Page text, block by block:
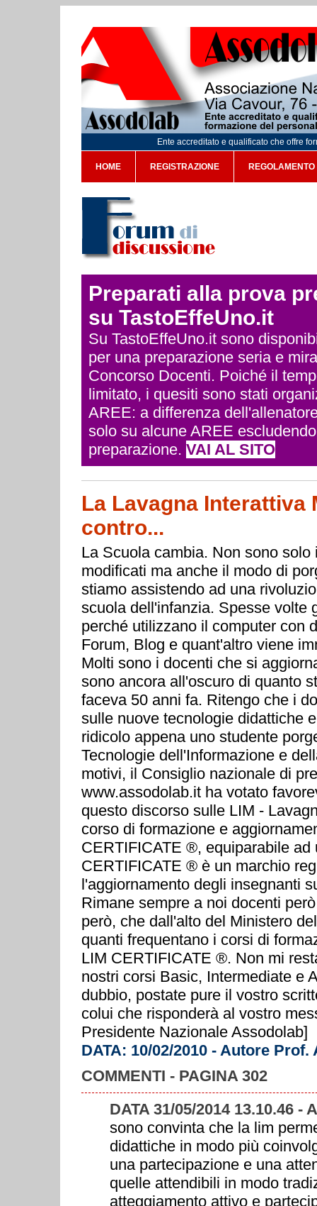
Ente accreditato e qualificato che offre
HOME REGISTRAZIONE REGOLAMENTO
Preparati alla prova
su TastoEffeUno.it
Su TastoEffeUno.it sono
per una preparazione seria e
Concorso Docenti. Poiché il
limitato, i quesiti sono stati
AREE: a differenza
solo su alcune AREE
preparazione. VAI AL SITO
La Lavagna Interattiva
contro...
La Scuola cambia. Non sono
modificati ma anche il modo di
stiamo assistendo ad una
scuola dell'infanzia. Spesse volte
perché utilizzano il computer con
Forum, Blog e quant'altro viene
Molti sono i docenti che si
sono ancora all'oscuro di quanto
faceva 50 anni fa. Ritengo che i
sulle nuove tecnologie didattiche
ridicolo appena uno studente
Tecnologie dell'Informazione e
motivi, il Consiglio nazionale di
www.assodolab.it ha votato
questo discorso sulle LIM -
corso di formazione e
CERTIFICATE ®, equiparabile
CERTIFICATE ® è un marchio
l'aggiornamento degli insegnanti
Rimane sempre a noi docenti
però, che dall'alto del Ministero
quanti frequentano i corsi di
LIM CERTIFICATE ®. Non mi
nostri corsi Basic, Intermediate e
dubbio, postate pure il vostro
colui che risponderà al vostro
Presidente Nazionale Assodolab]
DATA: 10/02/2010 - Autore
COMMENTI - PAGINA 302
DATA 31/05/2014 13.10.46 -
sono convinta che la lim
didattiche in modo più
una partecipazione e una
quelle attendibili in modo
atteggiamento attivo e